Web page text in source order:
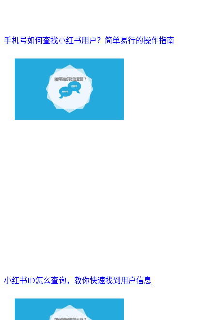
手机号如何查找小红书用户？简单易行的操作指南
小红书ID怎么查询，教你快速找到用户信息